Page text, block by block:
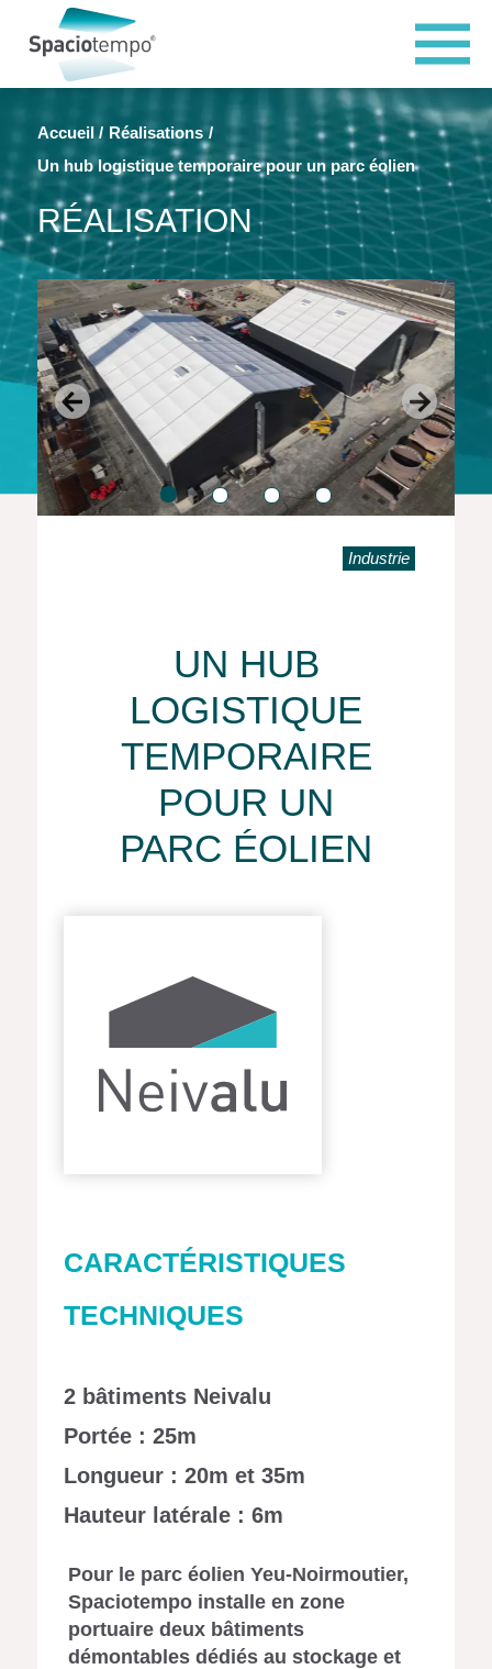
Accueil
Réalisations
Un hub logistique temporaire pour un parc éolien
RÉALISATION
Industrie
UN HUB
LOGISTIQUE
TEMPORAIRE
POUR UN
PARC ÉOLIEN
CARACTÉRISTIQUES
TECHNIQUES
2 bâtiments Neivalu
Portée : 25m
Longueur : 20m et 35m
Hauteur latérale : 6m
Pour le parc éolien Yeu-Noirmoutier,
Spaciotempo installe en zone
portuaire deux bâtiments
démontables dédiés au stockage et
Panneau de gestion des cookies